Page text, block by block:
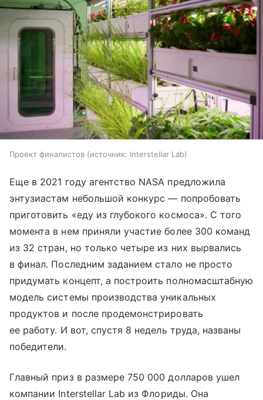
Проект финалистов источник: Interstellar Lab
Еще в 2021 году агентство NASA предложила
энтузиастам небольшой конкурс — попробовать
приготовить «еду из глубокого космоса». С того
момента в нем приняли участие более 300 команд
из 32 стран, но только четыре из них вырвались
в финал. Последним заданием стало не просто
придумать концепт, а построить полномасштабную
модель системы производства уникальных
продуктов и после продемонстрировать
ее работу. И вот, спустя 8 недель труда, названы
победители.
Главный приз в размере 750 000 долларов ушел
компании Interstellar Lab из Флориды. Она